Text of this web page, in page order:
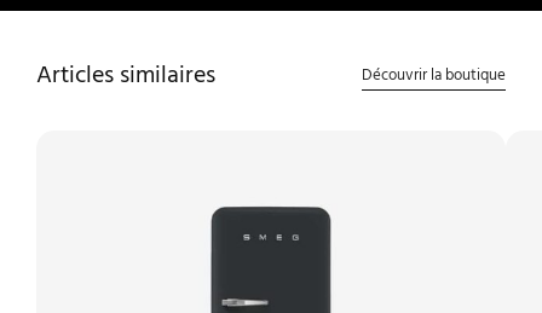
Articles similaires Découvrir la boutique